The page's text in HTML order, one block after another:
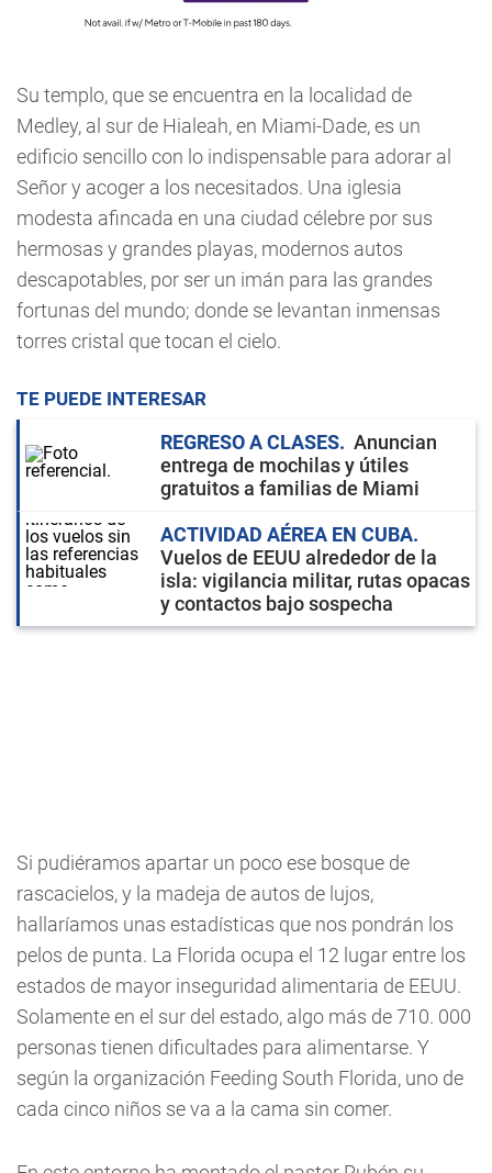
Su templo, que se encuentra en la localidad de
Medley, al sur de Hialeah, en Miami-Dade, es un
edificio sencillo con lo indispensable para adorar al
Señor y acoger a los necesitados. Una iglesia
modesta afincada en una ciudad célebre por sus
hermosas y grandes playas, modernos autos
descapotables, por ser un imán para las grandes
fortunas del mundo; donde se levantan inmensas
torres cristal que tocan el cielo.
TE PUEDE INTERESAR
REGRESO A CLASES
Anuncian
entrega de mochilas y útiles
gratuitos a familias de Miami
ACTIVIDAD AÉREA EN CUBA
Vuelos de EEUU alrededor de la
isla: vigilancia militar, rutas opacas
y contactos bajo sospecha
Si pudiéramos apartar un poco ese bosque de
rascacielos, y la madeja de autos de lujos,
hallaríamos unas estadísticas que nos pondrán los
pelos de punta. La Florida ocupa el 12 lugar entre los
estados de mayor inseguridad alimentaria de EEUU.
Solamente en el sur del estado, algo más de 710. 000
personas tienen dificultades para alimentarse. Y
según la organización Feeding South Florida, uno de
cada cinco niños se va a la cama sin comer.